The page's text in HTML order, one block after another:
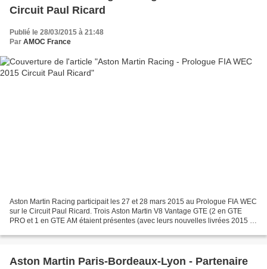
Circuit Paul Ricard
Publié le 28/03/2015 à 21:48
Par AMOC France
Aston Martin Racing participait les 27 et 28 mars 2015 au Prologue FIA WEC
sur le Circuit Paul Ricard. Trois Aston Martin V8 Vantage GTE (2 en GTE
PRO et 1 en GTE AM étaient présentes (avec leurs nouvelles livrées 2015 !)
Aston Martin Paris-Bordeaux-Lyon - Partenaire